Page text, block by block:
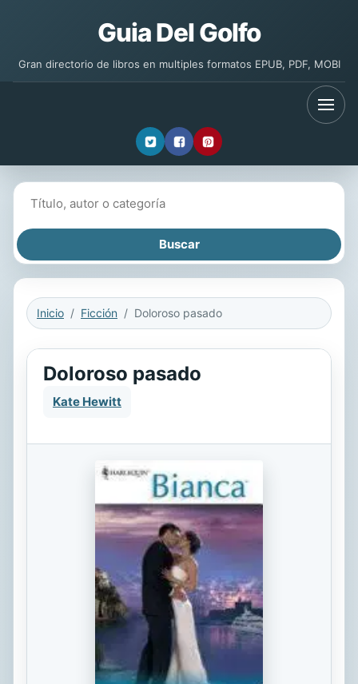
Guia Del Golfo
Gran directorio de libros en multiples formatos EPUB, PDF, MOBI
Inicio Ficción Doloroso pasado
Doloroso pasado
Kate Hewitt